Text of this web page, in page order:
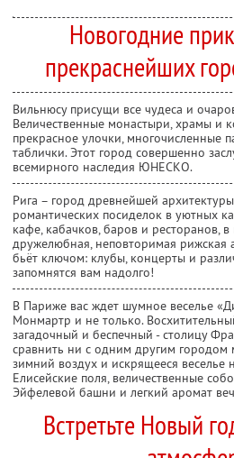
Новогодние
прекраснейших
Вильнюсу присущи все чудеса и
Величественные монастыри, храмы и
прекрасное улочки, многочисленные
таблички. Этот город совершенно
всемирного наследия ЮНЕСКО.
Рига – город древнейшей
романтических посиделок в уютных
кафе, кабачков, баров и ресторанов,
дружелюбная, неповторимая рижская
бьёт ключом: клубы, концерты и
запомнятся вам надолго!
В Париже вас ждет шумное веселье
Монмартр и не только.
загадочный и беспечный - столицу
сравнить ни с одним другим городом
зимний воздух и искрящееся веселье
Елисейские поля, величественные
Эйфелевой башни и легкий аромат
Встретьте Новый